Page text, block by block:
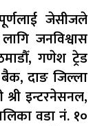
जेसीजले
जनविश्वास
गणेश ट्रेड
बै‌ंक, दाङ जिल्ला
इन्टरनेसनल,
वडा न‌ं. १०